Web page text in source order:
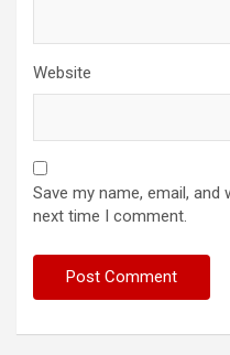
Website
Save my name, email,
next time I comment.